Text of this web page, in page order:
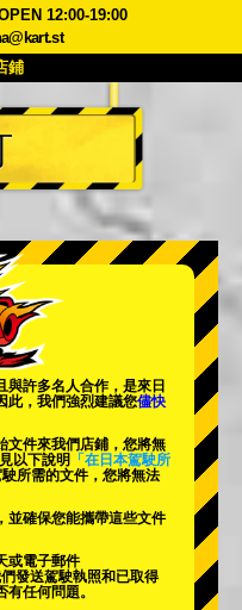
12:00-19:00
鋪
價格
預訂
東京灣
大阪
與許多名人合作，是來日
此，我們強烈建議您儘快
文件來我們店鋪，您將無
以下說明
「在日本駕駛所
所需的文件，您將無法
並確保您能攜帶這些文件
或電子郵件
發送駕駛執照和已取得
任何問題。